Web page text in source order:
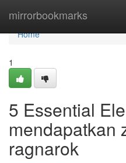
mirrorbookmarks
Home
Home
1
5 Essential
mendapatkan
ragnarok